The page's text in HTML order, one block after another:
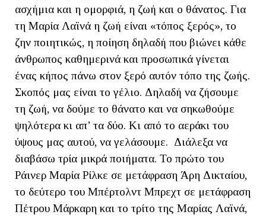
ασχήμια και η ομορφιά, η ζωή και ο θάνατος. Για
τη Μαρία Λαϊνά η ζωή είναι «τόπος ξερός», το
ζην ποιητικώς, η ποίηση δηλαδή που βιώνει κάθε
άνθρωπος καθημερινά και προσωπικά γίνεται
ένας κήπος πάνω στον ξερό αυτόν τόπο της ζωής.
Σκοπός μας είναι το γέλιο. Δηλαδή να ζήσουμε
τη ζωή, να δούμε το θάνατο και να σηκωθούμε
ψηλότερα κι απ’ τα δύο. Κι από το αεράκι του
ύψους μας αυτού, να γελάσουμε. Διάλεξα να
διαβάσω τρία μικρά ποιήματα. Το πρώτο του
Ράινερ Μαρία Ρίλκε σε μετάφραση Άρη Δικταίου,
το δεύτερο του Μπέρτολντ Μπρεχτ σε μετάφραση
Πέτρου Μάρκαρη και το τρίτο της Μαρίας Λαϊνά,